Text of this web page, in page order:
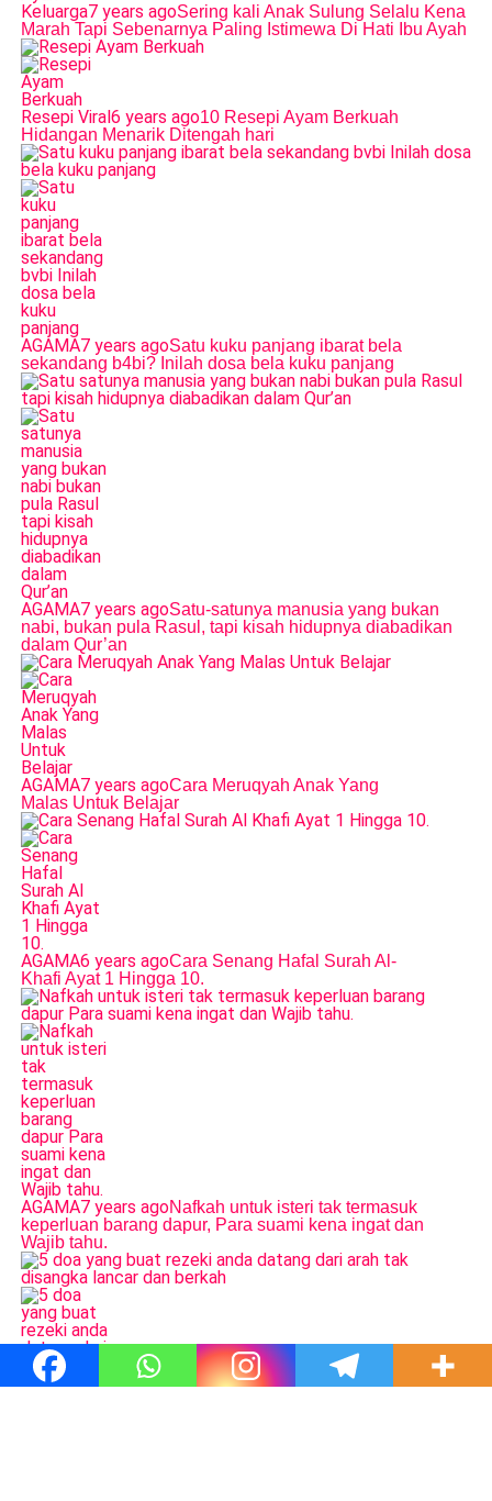
Keluarga7 years agoSering kali Anak Sulung Selalu Kena
Marah Tapi Sebenarnya Paling Istimewa Di Hati Ibu Ayah
Resepi Viral6 years ago10 Resepi Ayam Berkuah
Hidangan Menarik Ditengah hari
AGAMA7 years agoSatu kuku panjang ibarat bela
sekandang b4bi? Inilah dosa bela kuku panjang
AGAMA7 years agoSatu-satunya manusia yang bukan
nabi, bukan pula Rasul, tapi kisah hidupnya diabadikan
dalam Qur’an
AGAMA7 years agoCara Meruqyah Anak Yang
Malas Untuk Belajar
AGAMA6 years agoCara Senang Hafal Surah Al-
Khafi Ayat 1 Hingga 10.
AGAMA7 years agoNafkah untuk isteri tak termasuk
keperluan barang dapur, Para suami kena ingat dan
Wajib tahu.